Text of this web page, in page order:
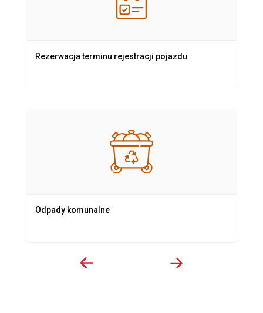
Rezerwacja terminu rejestracji pojazdu
Odpady komunalne